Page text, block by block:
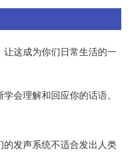
这成为你们日常生活的一
会理解和回应你的话语。
发声系统不适合发出人类